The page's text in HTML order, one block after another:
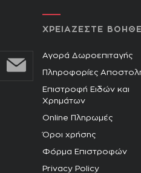
ΧΡΕΙΑΖΕΣΤΕ
Αγορά Δωροεπιταγής
Πληροφορίες
Επιστροφή Ειδών και
Χρημάτων
Online Πληρωμές
Όροι χρήσης
Φόρμα Επιστροφών
Privacy Policy